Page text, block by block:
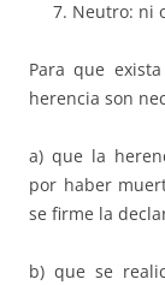
Neutro: ni
Para que
herencia son
a) que la
por haber
se firme la
b) que se